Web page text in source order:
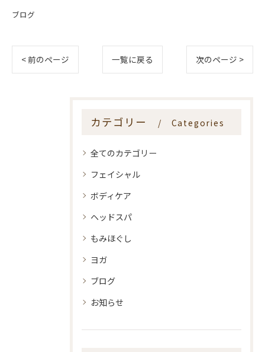
ブログ
< 前のページ 一覧に戻る 次のページ >
カテゴリー Categories
全てのカテゴリー
フェイシャル
ボディケア
ヘッドスパ
もみほぐし
ヨガ
ブログ
お知らせ